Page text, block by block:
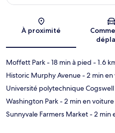
À proximité
Moffett Park- 18 min à pied - 1.6
Historic Murphy Avenue- 2 min
Université polytechnique Cogswell
Washington Park- 2 min en voiture
Sunnyvale Farmers Market- 2 min